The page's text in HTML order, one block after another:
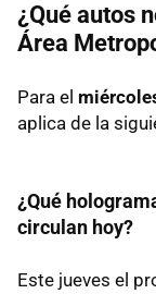
¿Qué autos
Área
Para el
aplica de la
¿Qué
circulan hoy?
Este jueves el